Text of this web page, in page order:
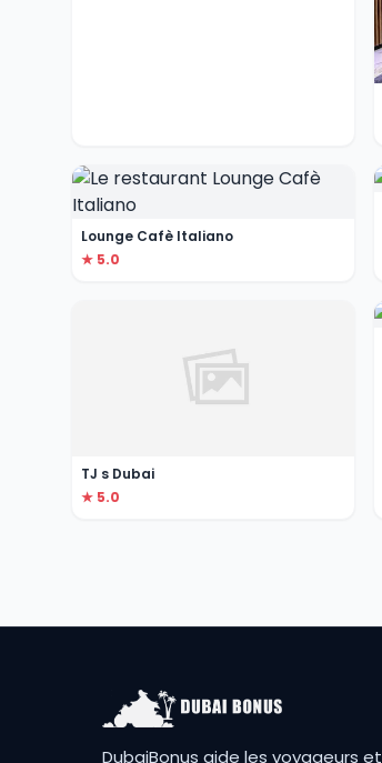
Lounge Cafè Italiano
★ 5.0
TJ s Dubai
★ 5.0
DubaiBonus aide les voyageurs